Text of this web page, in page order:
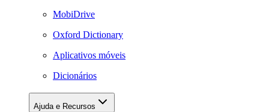
MobiDrive
Oxford Dictionary
Aplicativos móveis
Dicionários
Ajuda e Recursos